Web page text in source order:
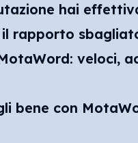
hai
il rapporto
veloci,
bene con